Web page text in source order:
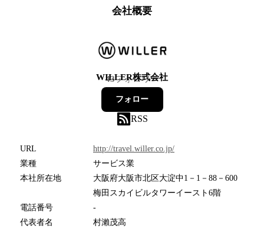
会社概要
WILLER株式会社
43フォロワー
フォロー
RSS
URL
http://travel.willer.co.jp/
業種
サービス業
本社所在地
大阪府大阪市北区大淀中1－1－88－600
梅田スカイビルタワーイースト6階
電話番号
-
代表者名
村瀨茂高